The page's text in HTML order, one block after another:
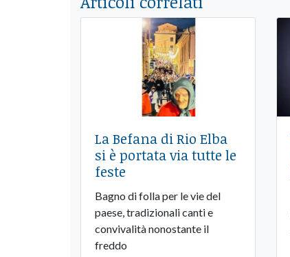
La Befana di Rio Elba
si è portata via tutte le
feste
Bagno di folla per le vie del
paese, tradizionali canti e
convivalità nonostante il
freddo